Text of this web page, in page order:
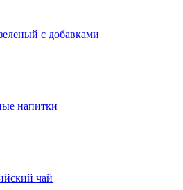
с добавками
напитки
чай